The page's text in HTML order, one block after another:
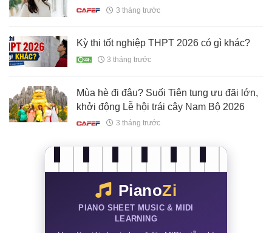
thiếu, nhân lực chỉ đáp ứng dưới 50% nhu
3 tháng trước
Kỳ thi tốt nghiệp THPT 2026 có gì khác?
3 tháng trước
Mùa hè đi đâu? Suối Tiên tung ưu đãi lớn,
khởi động Lễ hội trái cây Nam Bộ 2026
3 tháng trước
PianoZi
PIANO SHEET MUSIC & MIDI
LEARNING